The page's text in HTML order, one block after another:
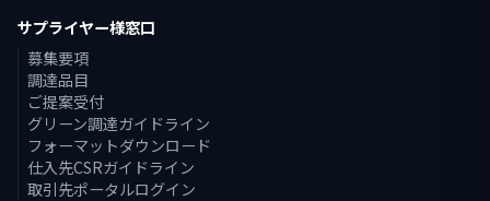
サプライヤー様窓口
募集要項
調達品目
ご提案受付
グリーン調達ガイドライン
フォーマットダウンロード
仕入先CSRガイドライン
取引先ポータルログイン